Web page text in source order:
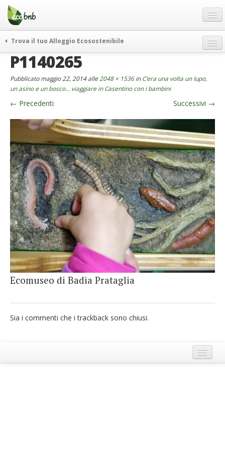
Menu
Salta
contenuto
Offerte Speciali
Regali
FAQ
Chi Siamo
Partner
Contatti
Italiano
German
English
Spanish
French
Italiano
Trova il tuo Alloggio Ecosostenibile
weekend green
curiosità
vivere e viaggiare verde
news ed eventi
rassegna stampa
P1140265
Pubblicatomaggio 22, 2014alle 2048 × 1536inC’era una volta un lupo,
un asino e un bosco… viaggiare in Casentino con i bambini
← Precedenti Successivi →
Ecomuseo di Badia Prataglia
Sia i commenti che i trackback sono chiusi.